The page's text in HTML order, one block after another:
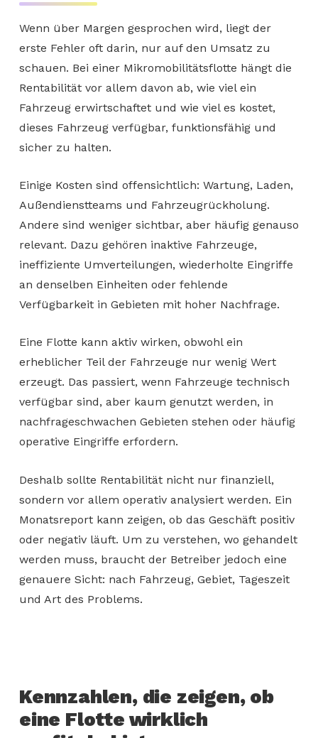
Wenn über Margen gesprochen wird, liegt der
erste Fehler oft darin, nur auf den Umsatz zu
schauen. Bei einer Mikromobilitätsflotte hängt die
Rentabilität vor allem davon ab, wie viel ein
Fahrzeug erwirtschaftet und wie viel es kostet,
dieses Fahrzeug verfügbar, funktionsfähig und
sicher zu halten.
Einige Kosten sind offensichtlich: Wartung, Laden,
Außendienstteams und Fahrzeugrückholung.
Andere sind weniger sichtbar, aber häufig genauso
relevant. Dazu gehören inaktive Fahrzeuge,
ineffiziente Umverteilungen, wiederholte Eingriffe
an denselben Einheiten oder fehlende
Verfügbarkeit in Gebieten mit hoher Nachfrage.
Eine Flotte kann aktiv wirken, obwohl ein
erheblicher Teil der Fahrzeuge nur wenig Wert
erzeugt. Das passiert, wenn Fahrzeuge technisch
verfügbar sind, aber kaum genutzt werden, in
nachfrageschwachen Gebieten stehen oder häufig
operative Eingriffe erfordern.
Deshalb sollte Rentabilität nicht nur finanziell,
sondern vor allem operativ analysiert werden. Ein
Monatsreport kann zeigen, ob das Geschäft positiv
oder negativ läuft. Um zu verstehen, wo gehandelt
werden muss, braucht der Betreiber jedoch eine
genauere Sicht: nach Fahrzeug, Gebiet, Tageszeit
und Art des Problems.
Kennzahlen, die zeigen, ob
eine Flotte wirklich